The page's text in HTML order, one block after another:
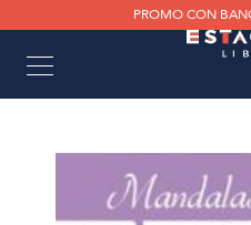
PROMO CON